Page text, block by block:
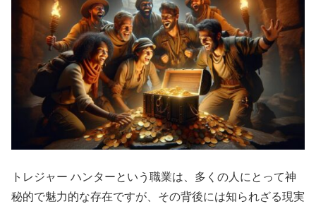
トレジャー ハンターという職業は、多くの人にとって神
秘的で魅力的な存在ですが、その背後には知られざる現実